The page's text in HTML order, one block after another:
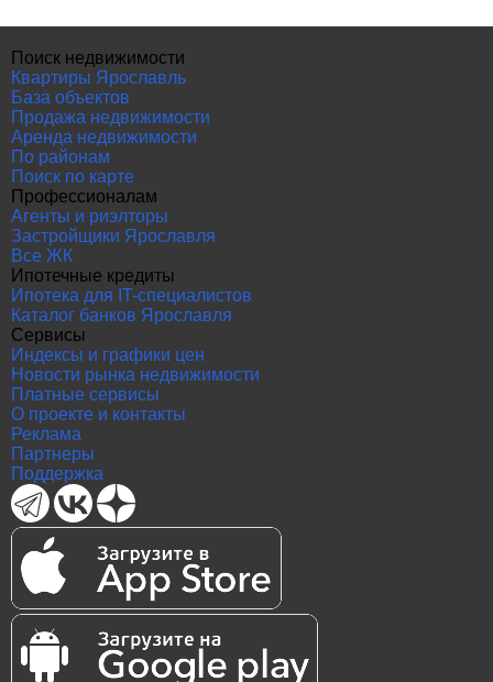
Поиск недвижимости
Квартиры Ярославль
База объектов
Продажа недвижимости
Аренда недвижимости
По районам
Поиск по карте
Профессионалам
Агенты и риэлторы
Застройщики Ярославля
Все ЖК
Ипотечные кредиты
Ипотека для IT-специалистов
Каталог банков Ярославля
Сервисы
Индексы и графики цен
Новости рынка недвижимости
Платные сервисы
О проекте и контакты
Реклама
Партнеры
Поддержка